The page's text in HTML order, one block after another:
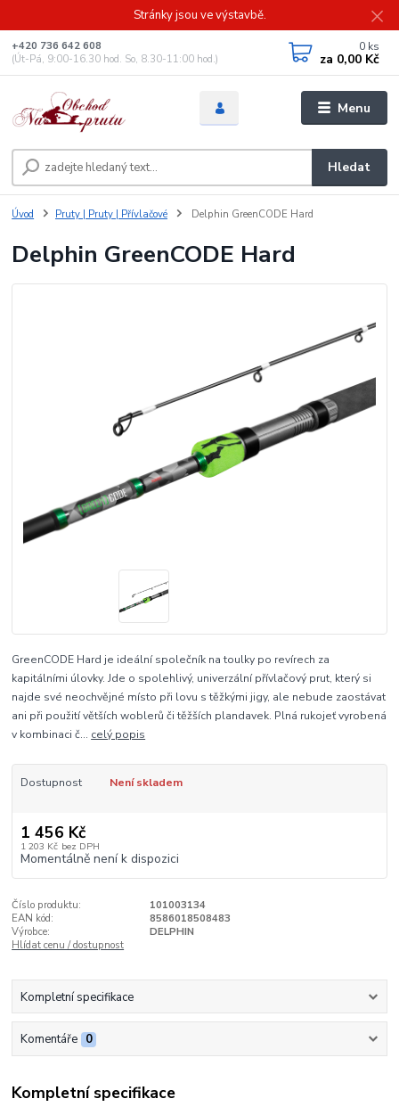
Stránky jsou ve výstavbě.
Menu
Hledat
+420 736 642 608
(Út-Pá, 9:00-16.30 hod. So, 8.30-11:00 hod.)
0 ks
za 0,00 Kč
Úvod Pruty | Pruty | Přívlačové Delphin GreenCODE Hard
Delphin GreenCODE Hard
GreenCODE Hard je ideální společník na toulky po revírech za
kapitálními úlovky. Jde o spolehlivý, univerzální přívlačový prut, který si
najde své neochvějné místo při lovu s těžkými jigy, ale nebude zaostávat
ani při použití větších woblerů či těžších plandavek. Plná rukojeť vyrobená
v kombinaci č... celý popis
Dostupnost Není skladem
1 456 Kč
1 203 Kč bez DPH
Momentálně není k dispozici
Číslo produktu:
101003134
EAN kód:
8586018508483
Výrobce:
DELPHIN
Hlídat cenu / dostupnost
Kompletní specifikace
Komentáře 0
Kompletní specifikace